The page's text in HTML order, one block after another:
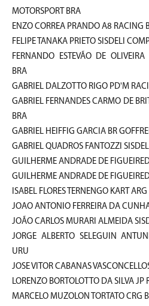
MOTORSPORT BRA
ENZO CORREA PRANDO A8 RACING
FELIPE TANAKA PRIETO SISDELI
FERNANDO ESTEVÃO DE OLIVEIRA
BRA
GABRIEL DALZOTTO RIGO PD'M
GABRIEL FERNANDES CARMO DE
BRA
GABRIEL HEIFFIG GARCIA BR
GABRIEL QUADROS FANTOZZI
GUILHERME ANDRADE DE
GUILHERME ANDRADE DE
ISABEL FLORES TERNENGO KART ARG
JOAO ANTONIO FERREIRA DA
JOÃO CARLOS MURARI ALMEIDA
JORGE ALBERTO SELEGUIN
URU
JOSE VITOR CABANAS
LORENZO BORTOLOTTO DA SILVA JP
MARCELO MUZOLON TORTATO CRG